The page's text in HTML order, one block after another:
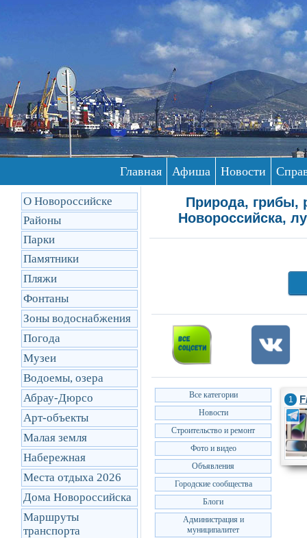
Главная Афиша Новости
О Новороссийске
Районы
Парки
Памятники
Пляжи
Фонтаны
Зоны водоснабжения
Погода
Музеи
Водоемы, озера
Абрау-Дюрсо
Арт-объекты
Малая земля
Набережная
Места отдыха 2026
Дома Новороссийска
Маршруты
транcпорта
Природа, грибы,
Новороссийска,
Все категории
Новости
Строительство и ремонт
Фото и видео
Объявления
Городские сообщества
Блоги
Администрация и
муниципалитет
1